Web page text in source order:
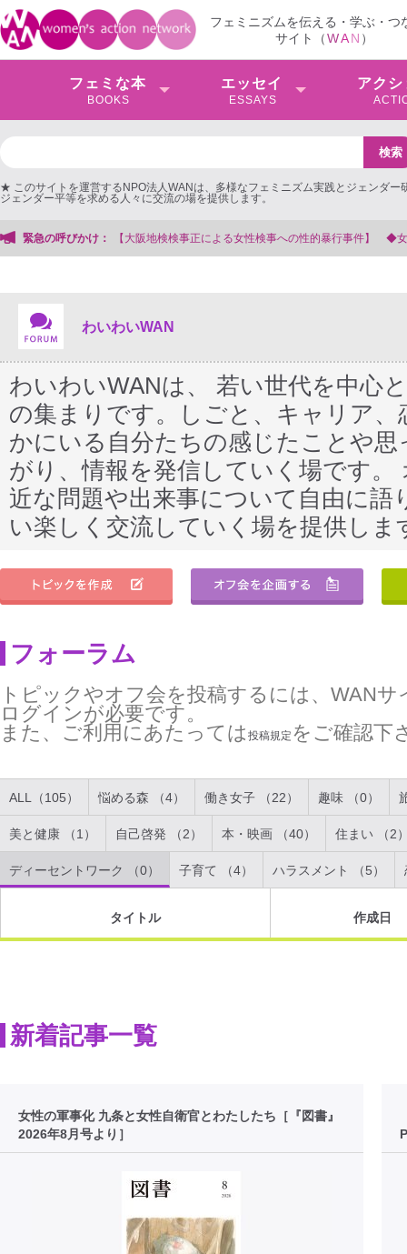
フェミニズムを伝える・学ぶ・つ
サイト（WAN ）
フェミな本
BOOKS
エッセイ
ESSAYS
アクシ
★ このサイトを運営するNPO法人WANは、多様なフェミニズム実践とジェンダー
ジェンダー平等を求める人々に交流の場を提供します。
緊急の呼びかけ：
的暴行事件】 ◆女性検事を支援する会事務局
わいわいWAN
わいわいWANは、 若い世代を中心
の集まりです。しごと、キャリア
かにいる自分たちの感じたことや
がり、情報を発信していく場です
近な問題や出来事について自由に
い楽しく交流していく場を提供しま
フォーラム
トピックやオフ会を投稿するには、WAN
ログインが必要です。
また、ご利用にあたっては 投稿規定 をご確認下
ALL（105） 悩める森 （4） 働き女子 （22） 趣味 （0）
美と健康 （1） 自己啓発 （2） 本・映画 （40） 住まい （2
ディーセントワーク （0） 子育て （4） ハラスメント （5）
タイトル 作成日
新着記事一覧
女性の軍事化 九条と女性自衛官とわたしたち［『図書』
2026年8月号より］